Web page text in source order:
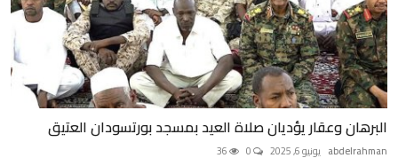
البرهان وعقار يؤديان صلاة العيد بمسجد بورتسودان العتيق
abdelrahman يونيو 6, 2025